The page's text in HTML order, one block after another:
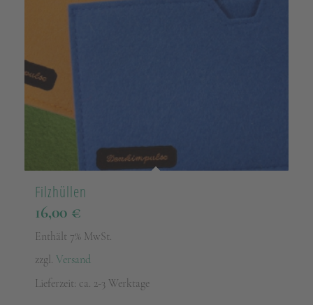
Filzhüllen
16,00 €
Enthält 7% MwSt.
zzgl. Versand
Lieferzeit: ca. 2-3 Werktage